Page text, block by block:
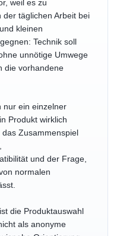
weil es zu
täglichen Arbeit bei
kleinen
Technik soll
unnötige Umwege
die vorhandene
nur ein einzelner
Produkt wirklich
Zusammenspiel
und der Frage,
normalen
die Produktauswahl
als anonyme